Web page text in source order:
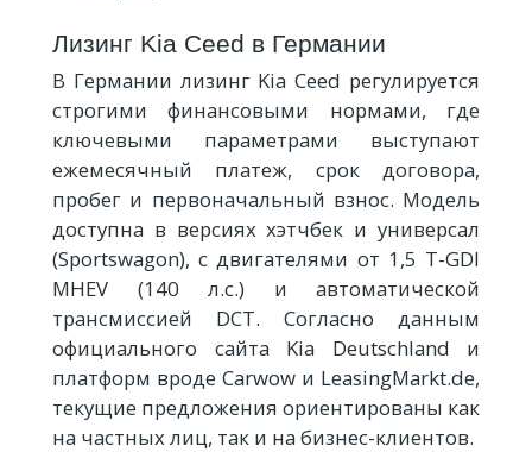
Лизинг Kia Ceed в Германии
В Германии лизинг Kia Ceed регулируется
строгими финансовыми нормами, где
ключевыми параметрами выступают
ежемесячный платеж, срок договора,
пробег и первоначальный взнос. Модель
доступна в версиях хэтчбек и универсал
(Sportswagon), с двигателями от 1,5 T-GDI
MHEV (140 л.с.) и автоматической
трансмиссией DCT. Согласно данным
официального сайта Kia Deutschland и
платформ вроде Carwow и LeasingMarkt.de,
текущие предложения ориентированы как
на частных лиц, так и на бизнес-клиентов.